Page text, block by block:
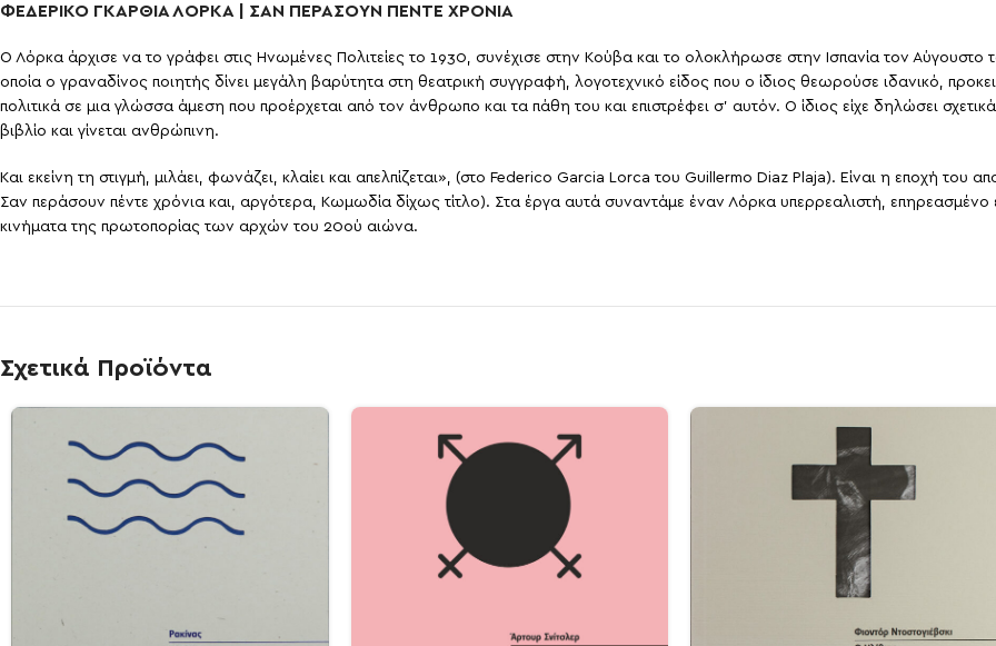
ΦΕΔΕΡΙΚΟ ΓΚΑΡΘΙΑ ΛΟΡΚΑ | ΣΑΝ ΠΕΡΑΣΟΥΝ ΠΕΝΤΕ ΧΡΟΝΙΑ
Ο Λόρκα άρχισε να το γράφει στις Ηνωμένες Πολιτείες το 1930, συνέχισε στην Κούβα και το ολοκλήρωσε στην Ισπανία τον Αύγουστο
οποία ο γραναδίνος ποιητής δίνει μεγάλη βαρύτητα στη θεατρική συγγραφή, λογοτεχνικό είδος που ο ίδιος θεωρούσε ιδανικό,
πολιτικά σε μια γλώσσα άμεση που προέρχεται από τον άνθρωπο και τα πάθη του και επιστρέφει σ’ αυτόν. Ο ίδιος είχε δηλώσει
βιβλίο και γίνεται ανθρώπινη.
Και εκείνη τη στιγμή, μιλάει, φωνάζει, κλαίει και απελπίζεται», (στο Federico Garcia Lorca του Guillermo Diaz Plaja). Είναι η εποχή του
Σαν περάσουν πέντε χρόνια και, αργότερα, Κωμωδία δίχως τίτλο). Στα έργα αυτά συναντάμε έναν Λόρκα υπερρεαλιστή, επηρεασμένο
κινήματα της πρωτοπορίας των αρχών του 20ού αιώνα.
Σχετικά Προϊόντα